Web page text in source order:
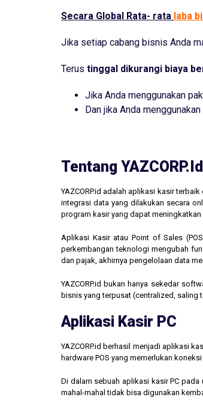
Secara Global Rata- rata laba
Jika setiap cabang bisnis Anda
Terus tinggal dikurangi biaya
Jika Anda menggunakan
Dan jika Anda
Tentang YAZCORP.id
YAZCORP.id adalah aplikasi kasir
integrasi data yang dilakukan secara
program kasir yang dapat
Aplikasi Kasir atau Point of Sales
perkembangan teknologi mengubah
dan pajak, akhirnya pengelolaan data
YAZCORP.id bukan hanya sekedar
bisnis yang terpusat (centralized,
Aplikasi Kasir PC
YAZCORP.id berhasil menjadi aplikasi
hardware POS yang memerlukan
Di dalam sebuah aplikasi kasir PC
mahal-mahal tidak bisa digunakan